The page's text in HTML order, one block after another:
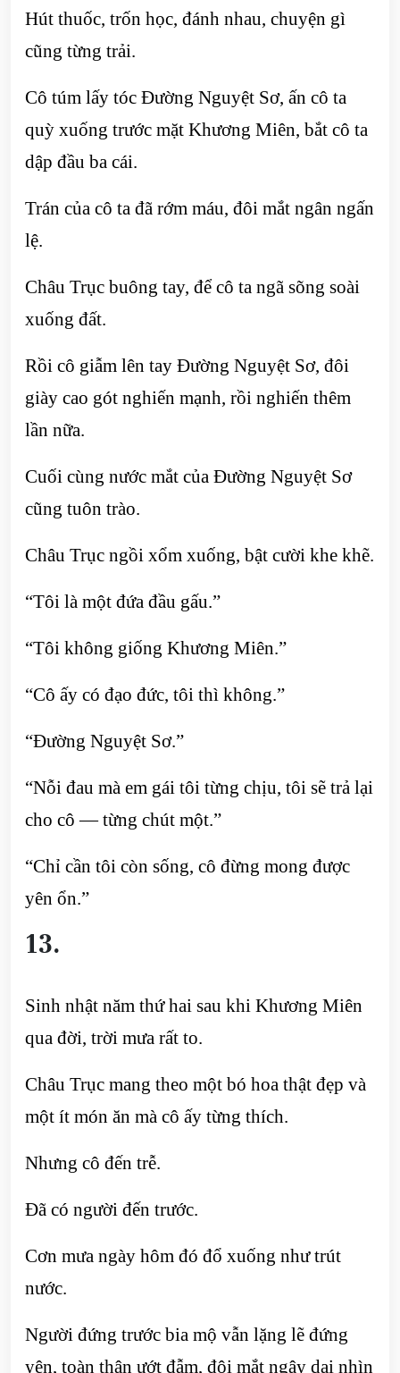
Hút thuốc, trốn học, đánh nhau, chuyện gì
cũng từng trải.
Cô túm lấy tóc Đường Nguyệt Sơ, ấn cô ta
quỳ xuống trước mặt Khương Miên, bắt cô ta
dập đầu ba cái.
Trán của cô ta đã rớm máu, đôi mắt ngân ngấn
lệ.
Châu Trục buông tay, để cô ta ngã sõng soài
xuống đất.
Rồi cô giẫm lên tay Đường Nguyệt Sơ, đôi
giày cao gót nghiến mạnh, rồi nghiến thêm
lần nữa.
Cuối cùng nước mắt của Đường Nguyệt Sơ
cũng tuôn trào.
Châu Trục ngồi xổm xuống, bật cười khe khẽ.
“Tôi là một đứa đầu gấu.”
“Tôi không giống Khương Miên.”
“Cô ấy có đạo đức, tôi thì không.”
“Đường Nguyệt Sơ.”
“Nỗi đau mà em gái tôi từng chịu, tôi sẽ trả lại
cho cô — từng chút một.”
“Chỉ cần tôi còn sống, cô đừng mong được
yên ổn.”
13.
Sinh nhật năm thứ hai sau khi Khương Miên
qua đời, trời mưa rất to.
Châu Trục mang theo một bó hoa thật đẹp và
một ít món ăn mà cô ấy từng thích.
Nhưng cô đến trễ.
Đã có người đến trước.
Cơn mưa ngày hôm đó đổ xuống như trút
nước.
Người đứng trước bia mộ vẫn lặng lẽ đứng
yên, toàn thân ướt đẫm, đôi mắt ngây dại nhìn